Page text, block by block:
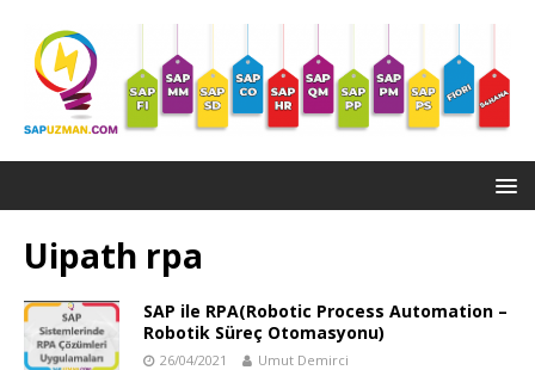
Uipath rpa
SAP ile RPA(Robotic Process Automation –
Robotik Süreç Otomasyonu)
26/04/2021 Umut Demirci